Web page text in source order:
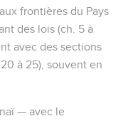
frontières du Pays
des lois (ch. 5 à
avec des sections
20 à 25), souvent en
— avec le